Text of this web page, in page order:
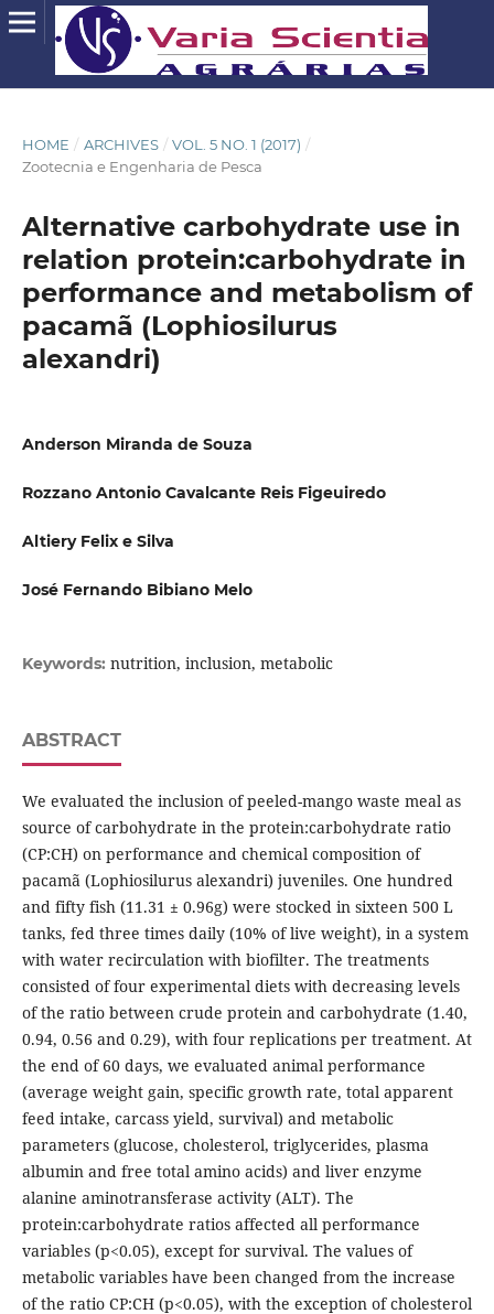
HOME / ARCHIVES / VOL. 5 NO. 1 (2017) /
Zootecnia e Engenharia de Pesca
Alternative carbohydrate use in
relation protein:carbohydrate in
performance and metabolism of
pacamã (Lophiosilurus
alexandri)
Anderson Miranda de Souza
Rozzano Antonio Cavalcante Reis Figeuiredo
Altiery Felix e Silva
José Fernando Bibiano Melo
Keywords: nutrition, inclusion, metabolic
ABSTRACT
We evaluated the inclusion of peeled-mango waste meal as
source of carbohydrate in the protein:carbohydrate ratio
(CP:CH) on performance and chemical composition of
pacamã (Lophiosilurus alexandri) juveniles. One hundred
and fifty fish (11.31 ± 0.96g) were stocked in sixteen 500 L
tanks, fed three times daily (10% of live weight), in a system
with water recirculation with biofilter. The treatments
consisted of four experimental diets with decreasing levels
of the ratio between crude protein and carbohydrate (1.40,
0.94, 0.56 and 0.29), with four replications per treatment. At
the end of 60 days, we evaluated animal performance
(average weight gain, specific growth rate, total apparent
feed intake, carcass yield, survival) and metabolic
parameters (glucose, cholesterol, triglycerides, plasma
albumin and free total amino acids) and liver enzyme
alanine aminotransferase activity (ALT). The
protein:carbohydrate ratios affected all performance
variables (p<0.05), except for survival. The values of
metabolic variables have been changed from the increase
of the ratio CP:CH (p<0.05), with the exception of cholesterol